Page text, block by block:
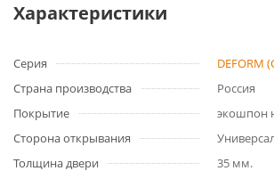
Характеристики
Серия
DEFORM
Страна производства
Россия
Покрытие
экошпон
Сторона открывания
Толщина двери
35 мм.